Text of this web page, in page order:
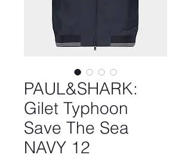
PAUL&SHARK:
Gilet Typhoon
Save The Sea
NAVY 12